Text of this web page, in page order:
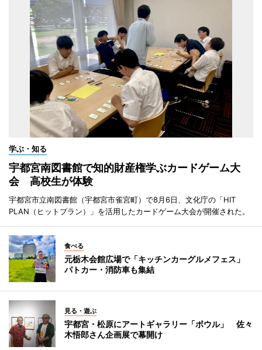
学ぶ・知る
宇都宮南図書館で知的財産権学ぶカードゲーム大
会 高校生が体験
宇都宮市立南図書館（宇都宮市雀宮町）で8月6日、文化庁の「HIT
PLAN（ヒットプラン）」を活用したカードゲーム大会が開催された。
食べる
元栃木会館広場で「キッチンカーグルメフェス」
パトカー・消防車も集結
見る・遊ぶ
宇都宮・松原にアートギャラリー「ボウル」 佐々
木悟郎さん企画展で幕開け